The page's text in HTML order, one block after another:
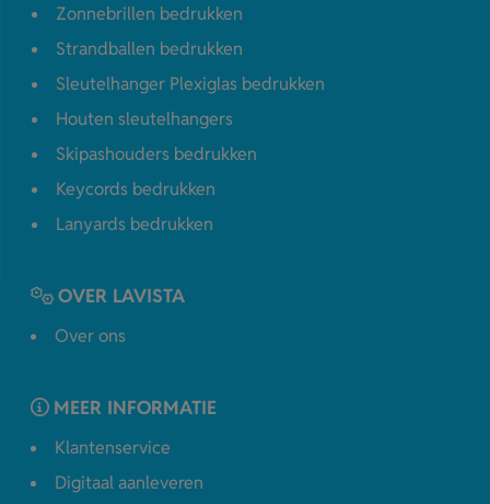
Zonnebrillen bedrukken
Strandballen bedrukken
Sleutelhanger Plexiglas bedrukken
Houten sleutelhangers
Skipashouders bedrukken
Keycords bedrukken
Lanyards bedrukken
OVER LAVISTA
Over ons
MEER INFORMATIE
Klantenservice
Digitaal aanleveren